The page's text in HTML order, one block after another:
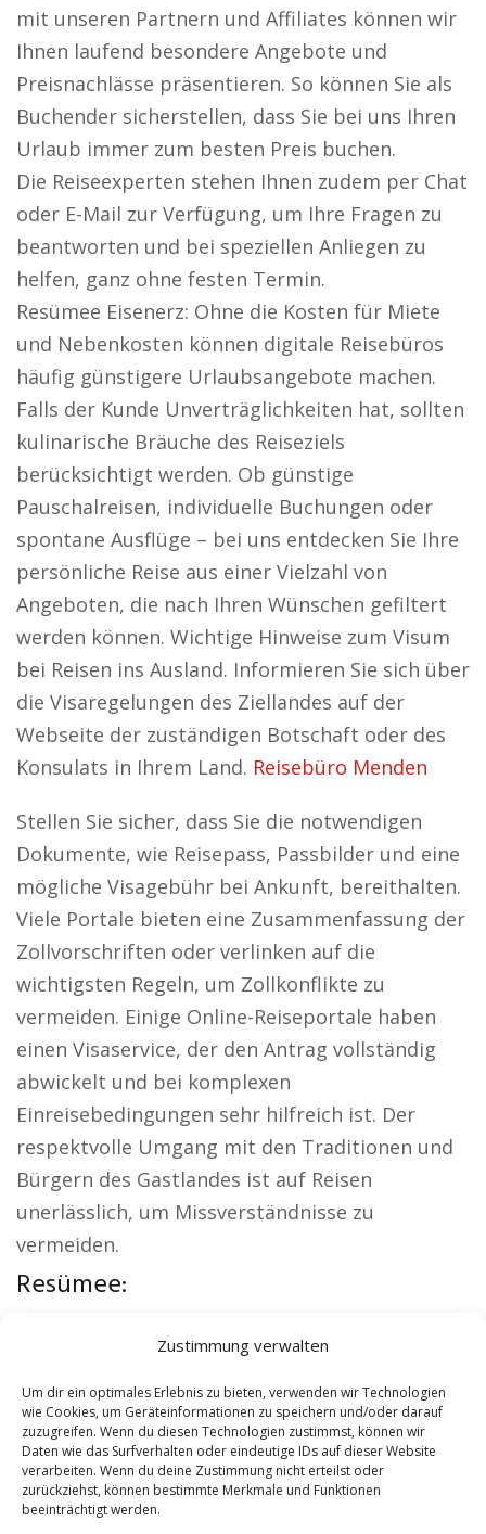
Zustimmung verwalten
Um dir ein optimales Erlebnis zu bieten, verwenden wir Technologien
wie Cookies, um Geräteinformationen zu speichern und/oder darauf
zuzugreifen. Wenn du diesen Technologien zustimmst, können wir
Daten wie das Surfverhalten oder eindeutige IDs auf dieser Website
verarbeiten. Wenn du deine Zustimmung nicht erteilst oder
zurückziehst, können bestimmte Merkmale und Funktionen
beeinträchtigt werden.
mit unseren Partnern und Affiliates können wir
Ihnen laufend besondere Angebote und
Preisnachlässe präsentieren. So können Sie als
Buchender sicherstellen, dass Sie bei uns Ihren
Urlaub immer zum besten Preis buchen.
Die Reiseexperten stehen Ihnen zudem per Chat
oder E-Mail zur Verfügung, um Ihre Fragen zu
beantworten und bei speziellen Anliegen zu
helfen, ganz ohne festen Termin.
Resümee Eisenerz: Ohne die Kosten für Miete
und Nebenkosten können digitale Reisebüros
häufig günstigere Urlaubsangebote machen.
Falls der Kunde Unverträglichkeiten hat, sollten
kulinarische Bräuche des Reiseziels
berücksichtigt werden. Ob günstige
Pauschalreisen, individuelle Buchungen oder
spontane Ausflüge – bei uns entdecken Sie Ihre
persönliche Reise aus einer Vielzahl von
Angeboten, die nach Ihren Wünschen gefiltert
werden können. Wichtige Hinweise zum Visum
bei Reisen ins Ausland. Informieren Sie sich über
die Visaregelungen des Ziellandes auf der
Webseite der zuständigen Botschaft oder des
Konsulats in Ihrem Land. Reisebüro Menden
Stellen Sie sicher, dass Sie die notwendigen
Dokumente, wie Reisepass, Passbilder und eine
mögliche Visagebühr bei Ankunft, bereithalten.
Viele Portale bieten eine Zusammenfassung der
Zollvorschriften oder verlinken auf die
wichtigsten Regeln, um Zollkonflikte zu
vermeiden. Einige Online-Reiseportale haben
einen Visaservice, der den Antrag vollständig
abwickelt und bei komplexen
Einreisebedingungen sehr hilfreich ist. Der
respektvolle Umgang mit den Traditionen und
Bürgern des Gastlandes ist auf Reisen
unerlässlich, um Missverständnisse zu
vermeiden.
Resümee:
Wohnung mieten Eisenerz|Kirche Eisenerz
Reisebüro Eisenerz|Versicherung Eisenerz|
Hauskauf Eisenerz
Contents [show]